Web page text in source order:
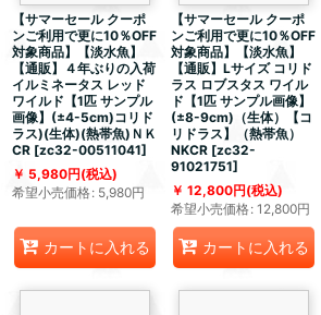
【サマーセール クーポ
ンご利用で更に10％OFF
対象商品】【淡水魚】
【通販】４年ぶりの入荷
イルミネータス レッド
ワイルド【1匹 サンプル
画像】(±4-5cm)コリド
ラス)(生体)(熱帯魚)ＮＫ
CR [zc32-00511041]
5,980円(税込)
希望小売価格: 5,980円
カートに入れる
【サマーセール クーポ
ンご利用で更に10％OFF
対象商品】【淡水魚】
【通販】Lサイズ コリド
ラス ロブスタス ワイル
ド【1匹 サンプル画像】
(±8-9cm)（生体）【コ
リドラス】（熱帯魚）
NKCR [zc32-
91021751]
12,800円(税込)
希望小売価格: 12,800円
カートに入れる